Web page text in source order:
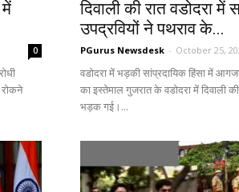
0
दिवाली की रात वडोदरा में
उपद्रवियों ने पथराव के...
PGurus Newsdesk - October 25,
वडोदरा में भड़की सांप्रदायिक हिंसा में
का इस्तेमाल गुजरात के वडोदरा में दिवाली
भड़क गई।...